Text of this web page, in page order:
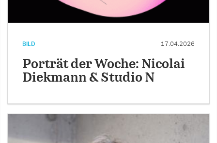
BILD 17.04.2026
Porträt der Woche: Nicolai
Diekmann & Studio N